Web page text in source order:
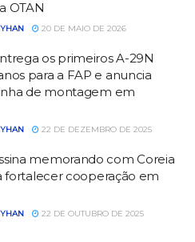
OTAN
20 DE MAIO DE 2026
os primeiros A-29N
para a FAP e anuncia
de montagem em
22 DE DEZEMBRO DE 2025
memorando com Coreia
fortalecer cooperação em
22 DE OUTUBRO DE 2025